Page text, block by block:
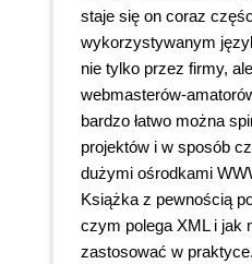
staje się on coraz
wykorzystywanym
nie tylko przez firmy,
webmasterów-
bardzo łatwo można
projektów i w sposób
dużymi ośrodkami
Książka z pewnością
czym polega XML i jak
zastosować w praktyce.